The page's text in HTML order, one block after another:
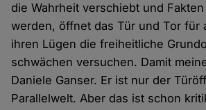
die Wahrheit verschiebt und
werden, öffnet das Tür und Tor für
ihren Lügen die freiheitliche
schwächen versuchen. Damit
Daniele Ganser. Er ist nur der
Parallelwelt. Aber das ist schon